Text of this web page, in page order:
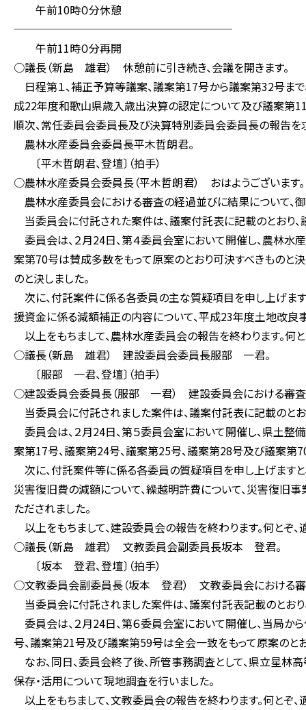
午前10時０分休憩
────────────────────
午前11時０分再開
○議長（新島 雄君） 休憩前に引き続き、会議を開きます。
日程第１、補正予算等議案、議案第17号から議案第32号ま
成22年度和歌山県歳入歳出決算の認定について及び議案第
順次、常任委員会委員長及び決算特別委員会委員長の報告を
農林水産委員会委員長平木哲朗君。
〔平木哲朗君、登壇〕（拍手）
○農林水産委員会委員長（平木哲朗君） おはようございます。
農林水産委員会における審査の経過並びに結果について、
当委員会に付託された案件は、議案付託表に記載のとおり、
委員会は、２月24日、第４委員会室において開催し、農林
案第70号は賛成多数をもって原案のとおり可決すべきものと
のと決しました。
次に、付託案件に係る各委員の主な質疑項目を申し上げま
援資金に係る減額補正の内容について、平成23年度土地改良
以上をもちまして、農林水産委員会の報告を終わります。何
○議長（新島 雄君） 建設委員会委員長服部 一君。
〔服部 一君、登壇〕（拍手）
○建設委員会委員長（服部 一君） 建設委員会における審査
当委員会に付託されました案件は、議案付託表に記載のとお
委員会は、２月24日、第５委員会室において開催し、県土
案第17号、議案第24号、議案第25号、議案第28号及び議案第
次に、付託案件等に係る各委員の質疑項目を申し上げます
災害復旧費の減額について、繰越明許費について、災害復旧
ただされました。
以上をもちまして、建設委員会の報告を終わります。何とぞ、
○議長（新島 雄君） 文教委員会副委員長坂本 登君。
〔坂本 登君、登壇〕（拍手）
○文教委員会副委員長（坂本 登君） 文教委員会における審
当委員会に付託されました案件は、議案付託表記載のとおり
委員会は、２月24日、第６委員会室において開催し、当局
号、議案第21号及び議案第59号は全会一致をもって原案のと
なお、同日、委員会終了後、所管事務調査として、県立星
保存・活用について現地調査を行いました。
以上をもちまして、文教委員会の報告を終わります。何とぞ